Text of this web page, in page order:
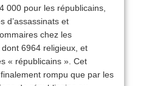
000 pour les républicains,
d’assassinats et
chez les
6964 religieux, et
« républicains ». Cet
rompu que par les